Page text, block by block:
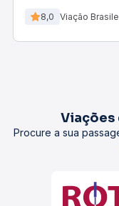
8,0 Viação
Viações
Procure a sua